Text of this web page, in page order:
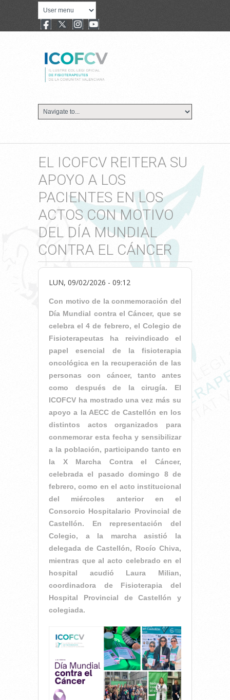
EL ICOFCV REITERA SU
APOYO A LOS
PACIENTES EN LOS
ACTOS CON MOTIVO
DEL DÍA MUNDIAL
CONTRA EL CÁNCER
LUN, 09/02/2026 - 09:12
Con motivo de la conmemoración del
Día Mundial contra el Cáncer, que se
celebra el 4 de febrero, el Colegio de
Fisioterapeutas ha reivindicado el
papel esencial de la fisioterapia
oncológica en la recuperación de las
personas con cáncer, tanto antes
como después de la cirugía. El
ICOFCV ha mostrado una vez más su
apoyo a la AECC de Castellón en los
distintos actos organizados para
conmemorar esta fecha y sensibilizar
a la población, participando tanto en
la X Marcha Contra el Cáncer,
celebrada el pasado domingo 8 de
febrero, como en el acto institucional
del miércoles anterior en el
Consorcio Hospitalario Provincial de
Castellón. En representación del
Colegio, a la marcha asistió la
delegada de Castellón, Rocío Chiva,
mientras que al acto celebrado en el
hospital acudió Laura Milian,
coordinadora de Fisioterapia del
Hospital Provincial de Castellón y
colegiada.